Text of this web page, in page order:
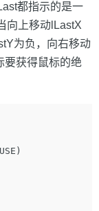
都指示的是一
向上移动lLastX
为负，向右移动
要获得鼠标的绝